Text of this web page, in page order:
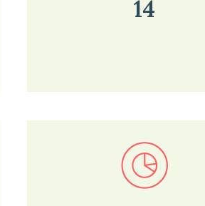
14
Bekijk in onze